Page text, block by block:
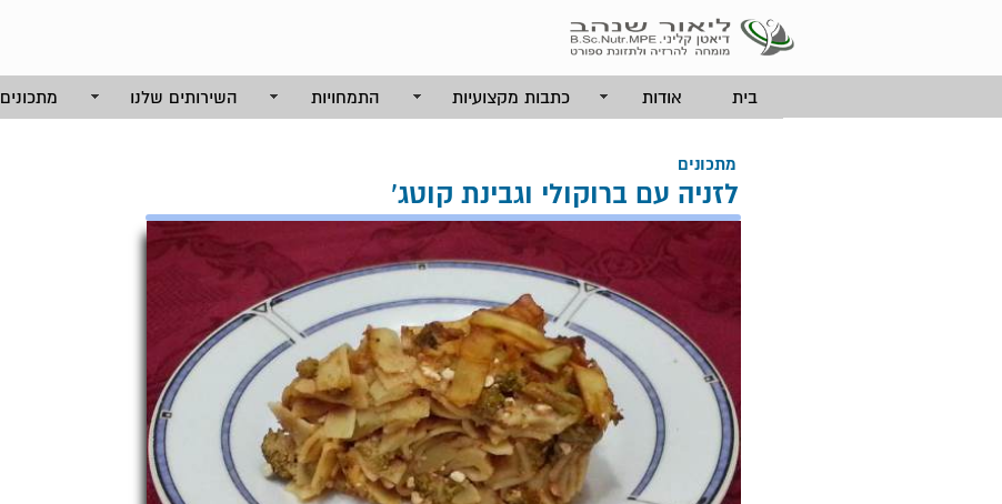
בית אודות כתבות מקצועיות התמחויות השירותים שלנו מתכונים
לזניה עם ברוקולי וגבינת קוטג'
מתכונים